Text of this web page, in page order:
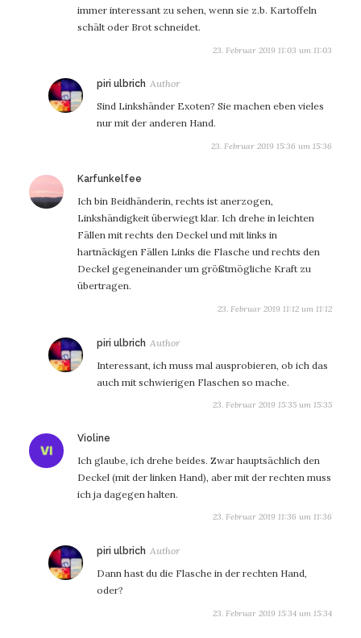
immer interessant zu sehen, wenn sie z.b. Kartoffeln
schält oder Brot schneidet.
23. Februar 2019 11:03 um 11:03
piri ulbrich sagt:
Sind Linkshänder Exoten? Sie machen eben vieles
nur mit der anderen Hand.
23. Februar 2019 15:36 um 15:36
Karfunkelfee
Ich bin Beidhänderin, rechts ist anerzogen,
Linkshändigkeit überwiegt klar. Ich drehe in leichten
Fällen mit rechts den Deckel und mit links in
hartnäckigen Fällen Links die Flasche und rechts den
Deckel gegeneinander um größtmögliche Kraft zu
übertragen.
23. Februar 2019 11:12 um 11:12
piri ulbrich sagt:
Interessant, ich muss mal ausprobieren, ob ich das
auch mit schwierigen Flaschen so mache.
23. Februar 2019 15:35 um 15:35
Violine
Ich glaube, ich drehe beides. Zwar hauptsächlich den
Deckel (mit der linken Hand), aber mit der rechten muss
ich ja dagegen halten.
23. Februar 2019 11:36 um 11:36
piri ulbrich sagt:
Dann hast du die Flasche in der rechten Hand,
oder?
23. Februar 2019 15:34 um 15:34